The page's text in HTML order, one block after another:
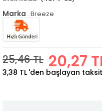
Marka : Breeze
25,46 TL 20,27
3,38 TL 'den başlayan